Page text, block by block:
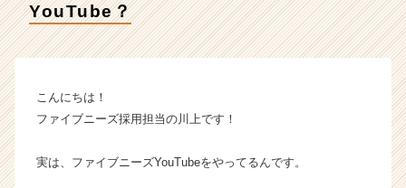
ら
カ
YouTube？
こんにちは！
ファイブニーズ採用担当の川上です！
実は、ファイブニーズYouTubeをやってるんです。